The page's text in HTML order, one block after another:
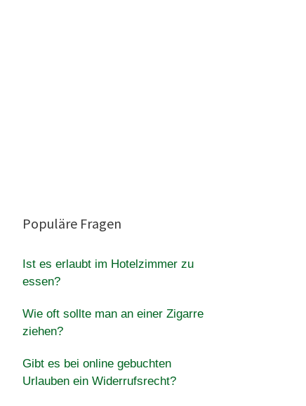
Populäre Fragen
Ist es erlaubt im Hotelzimmer zu
essen?
Wie oft sollte man an einer Zigarre
ziehen?
Gibt es bei online gebuchten
Urlauben ein Widerrufsrecht?